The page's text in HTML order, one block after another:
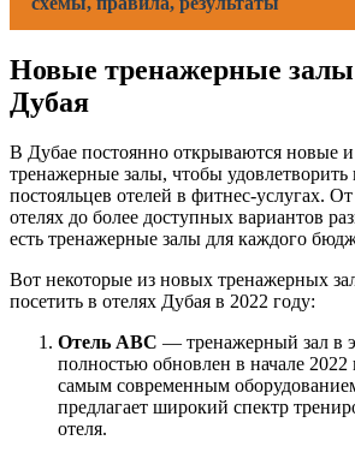
Новые тренажерные залы
Дубая
В Дубае постоянно открываются новые
тренажерные залы, чтобы удовлетворить
постояльцев отелей в фитнес-услугах.
отелях до более доступных вариантов
есть тренажерные залы для каждого
Вот некоторые из новых тренажерных
посетить в отелях Дубая в 2022 году:
Отель ABC — тренажерный зал в
полностью обновлен в начале
самым современным
предлагает широкий спектр
отеля.